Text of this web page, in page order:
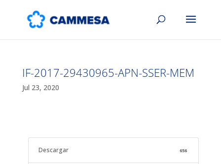
IF-2017-29430965-APN-SSER-MEM
Jul 23, 2020
Descargar 656